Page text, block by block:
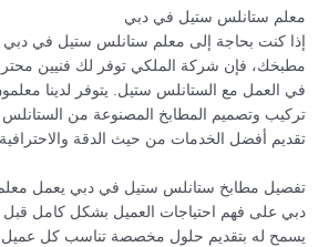
معلم ستانلس ستيل في دبي
إذا كنت بحاجة إلى معلم ستانلس ستيل في دبي
مطبخك، فإن شركة الملكي توفر لك فنيين
في العمل مع الستانلس ستيل. يتوفر لدينا
تركيب وتصميم المطابخ المصنوعة من
تقديم أفضل الخدمات من حيث الدقة
تفصيل مطابخ ستانلس ستيل في دبي يعمل
دبي على فهم احتياجات العميل بشكل كامل قبل
يسمح له بتقديم حلول مخصصة تناسب كل عميل.